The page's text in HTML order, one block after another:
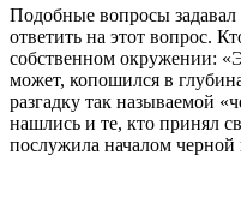
Подобные вопросы
ответить на этот вопрос.
собственном окружении:
может, копошился в
разгадку так называемой
нашлись и те, кто принял
послужила началом